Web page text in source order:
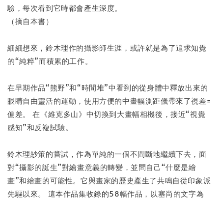
驗，每次看到它時都會產生深度。
（摘自本書）
細細想來，鈴木理作的攝影師生涯，或許就是為了追求知覺
的“純粹”而積累的工作。
在早期作品“熊野”和“時間堆”中看到的從身體中釋放出來的
眼睛自由靈活的運動，使用方便的中畫幅測距儀帶來了視差=
偏差。 在《維克多山》中切換到大畫幅相機後，接近“視覺
感知”和反複試驗。
鈴木理紗策的嘗試，作為單純的一個不間斷地繼續下去，面
對“攝影的誕生”對繪畫意義的轉變，並問自己“什麼是繪
畫”和繪畫的可能性。它與畫家的歷史產生了共鳴自從印象派
先驅以來。 這本作品集收錄的58幅作品，以塞尚的文字為